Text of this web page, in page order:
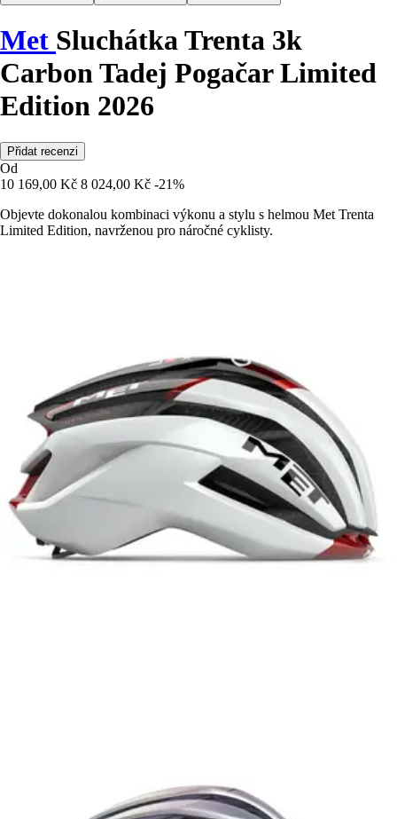
Met Sluchátka Trenta 3k
Carbon Tadej Pogačar Limited
Edition 2026
Přidat recenzi
Od
10 169,00 Kč 8 024,00 Kč -21%
Objevte dokonalou kombinaci výkonu a stylu s helmou Met Trenta
Limited Edition, navrženou pro náročné cyklisty.